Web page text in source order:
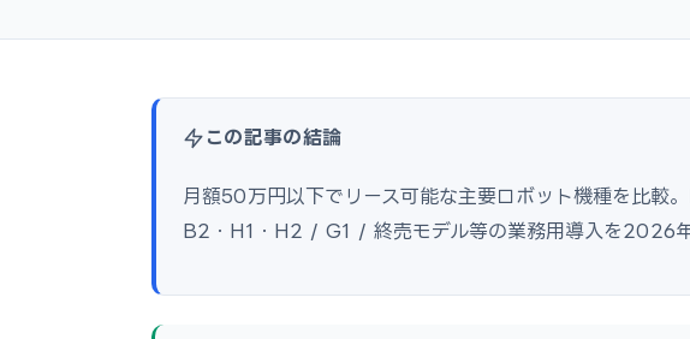
この記事の結論
月額50万円以下でリース可能な主要ロボット機種を比
B2・H1・H2 / G1 / 終売モデル等の業務用導入を2026年